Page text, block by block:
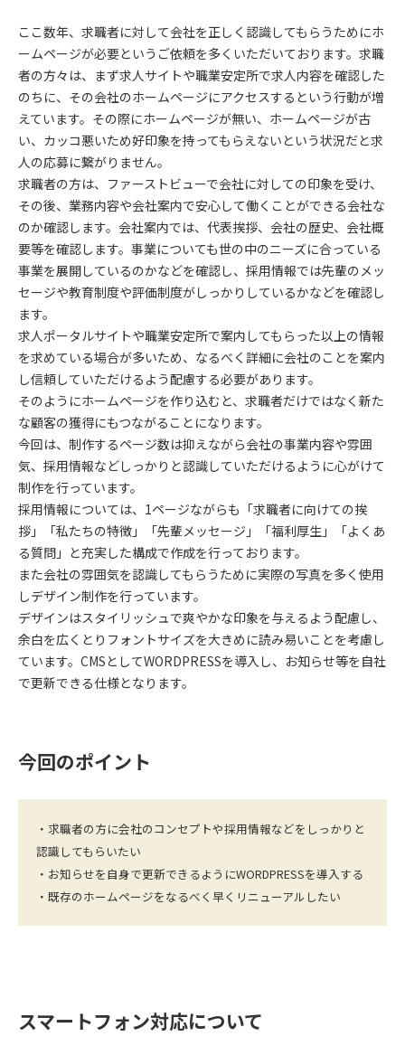
ここ数年、求職者に対して会社を正しく認識してもらうためにホ
ームページが必要というご依頼を多くいただいております。求職
者の方々は、まず求人サイトや職業安定所で求人内容を確認した
のちに、その会社のホームページにアクセスするという行動が増
えています。その際にホームページが無い、ホームページが古
い、カッコ悪いため好印象を持ってもらえないという状況だと求
人の応募に繋がりません。
求職者の方は、ファーストビューで会社に対しての印象を受け、
その後、業務内容や会社案内で安心して働くことができる会社な
のか確認します。会社案内では、代表挨拶、会社の歴史、会社概
要等を確認します。事業についても世の中のニーズに合っている
事業を展開しているのかなどを確認し、採用情報では先輩のメッ
セージや教育制度や評価制度がしっかりしているかなどを確認し
ます。
求人ポータルサイトや職業安定所で案内してもらった以上の情報
を求めている場合が多いため、なるべく詳細に会社のことを案内
し信頼していただけるよう配慮する必要があります。
そのようにホームページを作り込むと、求職者だけではなく新た
な顧客の獲得にもつながることになります。
今回は、制作するページ数は抑えながら会社の事業内容や雰囲
気、採用情報などしっかりと認識していただけるように心がけて
制作を行っています。
採用情報については、1ページながらも「求職者に向けての挨
拶」「私たちの特徴」「先輩メッセージ」「福利厚生」「よくあ
る質問」と充実した構成で作成を行っております。
また会社の雰囲気を認識してもらうために実際の写真を多く使用
しデザイン制作を行っています。
デザインはスタイリッシュで爽やかな印象を与えるよう配慮し、
余白を広くとりフォントサイズを大きめに読み易いことを考慮し
ています。CMSとしてWORDPRESSを導入し、お知らせ等を自社
で更新できる仕様となります。
今回のポイント
・求職者の方に会社のコンセプトや採用情報などをしっかりと
認識してもらいたい
・お知らせを自身で更新できるようにWORDPRESSを導入する
・既存のホームページをなるべく早くリニューアルしたい
スマートフォン対応について